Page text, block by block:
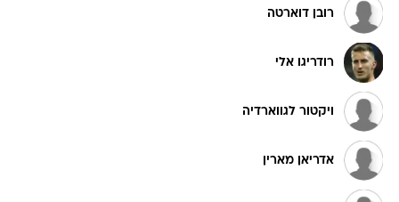
רובן דוארטה
רודריגו אלי
ויקטור לגווארדיה
אדריאן מארין